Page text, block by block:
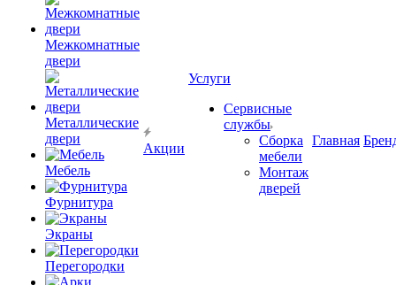
Межкомнатные
двери
Металлические
двери
Мебель
Фурнитура
Экраны
Перегородки
Акции
Услуги
Сервисные
службы
Сборка
мебели
Монтаж
дверей
Главная